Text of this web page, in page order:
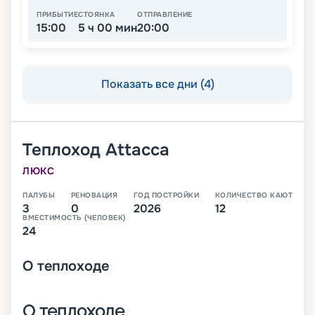
ПРИБЫТИЕ
15:00
СТОЯНКА
5 ч 00 мин
ОТПРАВЛЕНИЕ
20:00
Показать все дни (4)
Теплоход Attacca
ЛЮКС
ПАЛУБЫ
3
РЕНОВАЦИЯ
0
ГОД ПОСТРОЙКИ
2026
КОЛИЧЕСТВО КАЮТ
12
ВМЕСТИМОСТЬ (ЧЕЛОВЕК)
24
О теплоходе